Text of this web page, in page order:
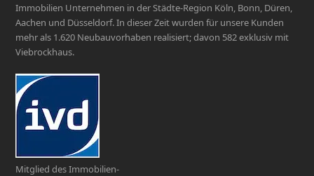
Immobilien Unternehmen in der Städte-Region Köln, Bonn, Düren,
Aachen und Düsseldorf. In dieser Zeit wurden für unsere Kunden
mehr als 1.620 Neubauvorhaben realisiert; davon 582 exklusiv mit
Viebrockhaus.
Mitglied des Immobilien-